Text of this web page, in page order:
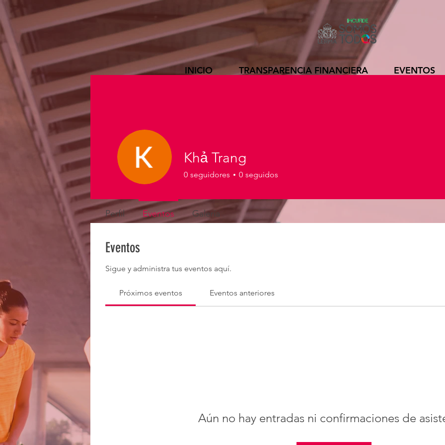
INICIO TRANSPARENCIA FINANCIERA EVENTOS
Eventos
Sigue y administra tus eventos aquí.
Próximos eventos Eventos anteriores
Aún no hay entradas ni confirmaciones de
Khả Trang
0 seguidores 0 seguidos
Perfil Eventos Galería